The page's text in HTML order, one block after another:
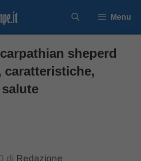
Menu
sheperd
caratteristiche,
di Redazione